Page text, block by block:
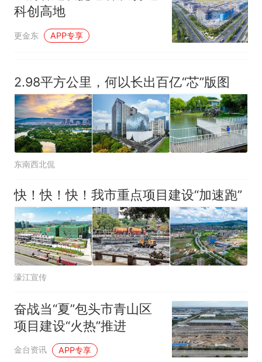
科创高地
更金东 APP专享
2.98平方公里，何以长出百亿“芯”版图
东南西北侃
快！快！快！我市重点项目建设“加速跑”
濠江宣传
奋战当“夏”包头市青山区
项目建设“火热”推进
金台资讯 APP专享